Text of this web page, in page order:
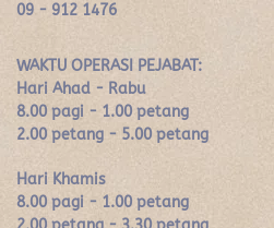
09 - 912 1476
WAKTU OPERASI PEJABAT:
Hari Ahad - Rabu
8.00 pagi - 1.00 petang
2.00 petang - 5.00 petang
Hari Khamis
8.00 pagi - 1.00 petang